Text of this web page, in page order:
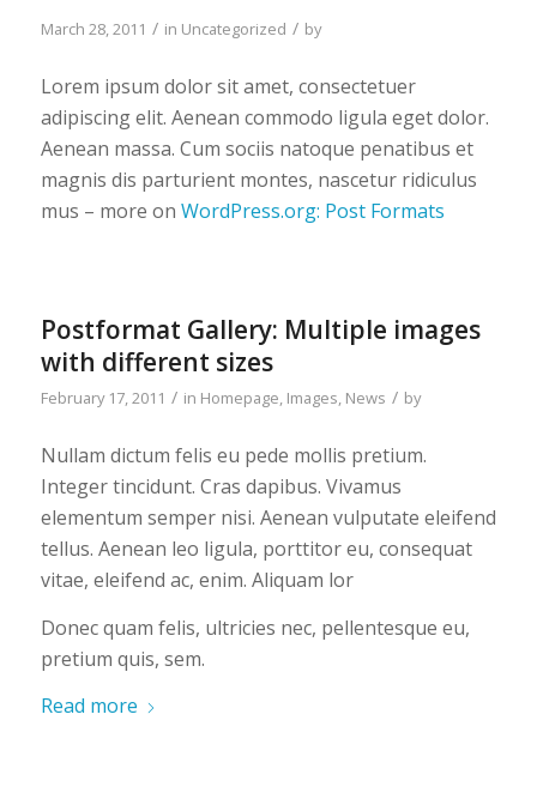
March 28, 2011 / in Uncategorized / by
Lorem ipsum dolor sit amet, consectetuer
adipiscing elit. Aenean commodo ligula eget dolor.
Aenean massa. Cum sociis natoque penatibus et
magnis dis parturient montes, nascetur ridiculus
mus – more on WordPress.org: Post Formats
Postformat Gallery: Multiple images
with different sizes
February 17, 2011 / in Homepage, Images, News / by
Nullam dictum felis eu pede mollis pretium.
Integer tincidunt. Cras dapibus. Vivamus
elementum semper nisi. Aenean vulputate eleifend
tellus. Aenean leo ligula, porttitor eu, consequat
vitae, eleifend ac, enim. Aliquam lor
Donec quam felis, ultricies nec, pellentesque eu,
pretium quis, sem.
Read more